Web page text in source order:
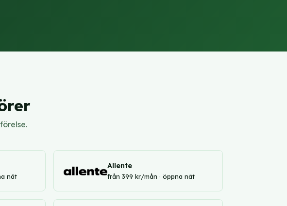
nät
Allente
från 399 kr/mån · öppna nät